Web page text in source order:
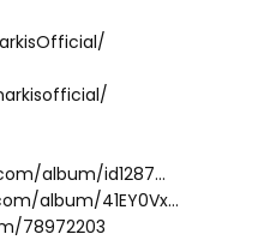
album/id1287…
album/41EY0Vx…
78972203